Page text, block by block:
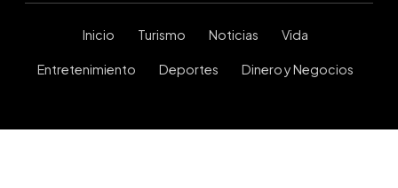
Inicio Turismo Noticias Vida
Entretenimiento Deportes Dinero y Negocios